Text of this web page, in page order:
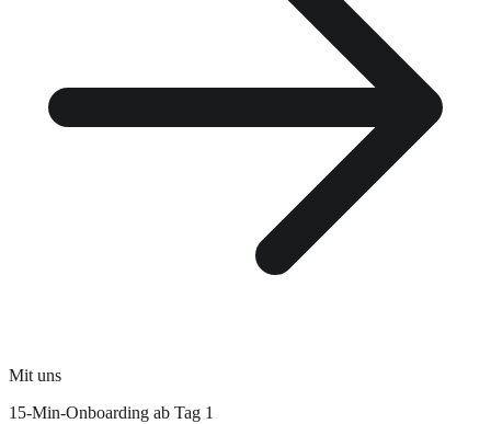
Mit uns
15-Min-Onboarding ab Tag 1